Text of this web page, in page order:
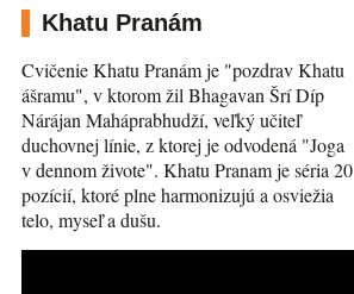
Khatu Pranám
Cvičenie Khatu Pranám je "pozdrav Khatu
ášramu", v ktorom žil Bhagavan Šrí Díp
Nárájan Maháprabhudží, veľký učiteľ
duchovnej línie, z ktorej je odvodená "Joga
v dennom živote". Khatu Pranam je séria 20
pozícií, ktoré plne harmonizujú a osviežia
telo, myseľ a dušu.